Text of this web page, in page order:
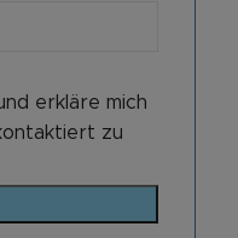
erkläre mich
zu